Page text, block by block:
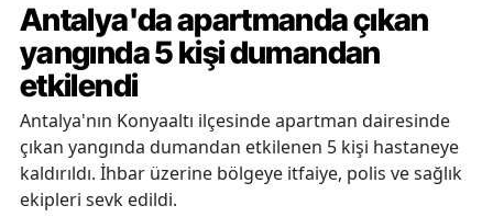
Antalya'da apartmanda çıkan
yangında 5 kişi dumandan
etkilendi
Antalya'nın Konyaaltı ilçesinde apartman dairesinde
çıkan yangında dumandan etkilenen 5 kişi hastaneye
kaldırıldı. İhbar üzerine bölgeye itfaiye, polis ve sağlık
ekipleri sevk edildi.